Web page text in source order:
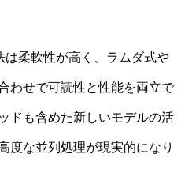
は柔軟性が高く、ラムダ式や
わせで可読性と性能を両立で
ドも含めた新しいモデルの活
度な並列処理が現実的になり